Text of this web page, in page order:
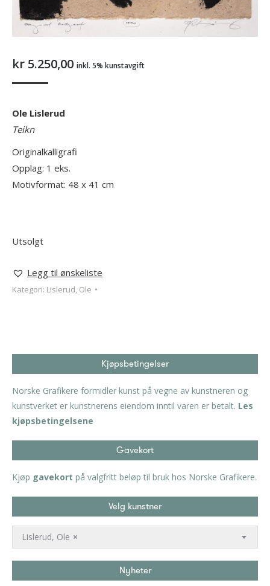
kr 5.250,00 inkl. 5% kunstavgift
Ole Lislerud
Teikn
Originalkalligrafi
Opplag: 1 eks.
Motivformat: 48 x 41 cm
Utsolgt
Legg til ønskeliste
Kategori: Lislerud, Ole
Kjøpsbetingelser
Norske Grafikere formidler kunst på vegne av kunstneren og
kunstverket er kunstnerens eiendom inntil varen er betalt. Les
kjøpsbetingelsene
Gavekort
Kjøp gavekort på valgfritt beløp til bruk hos Norske Grafikere.
Velg kunstner
×
Lislerud, Ole
Nyheter